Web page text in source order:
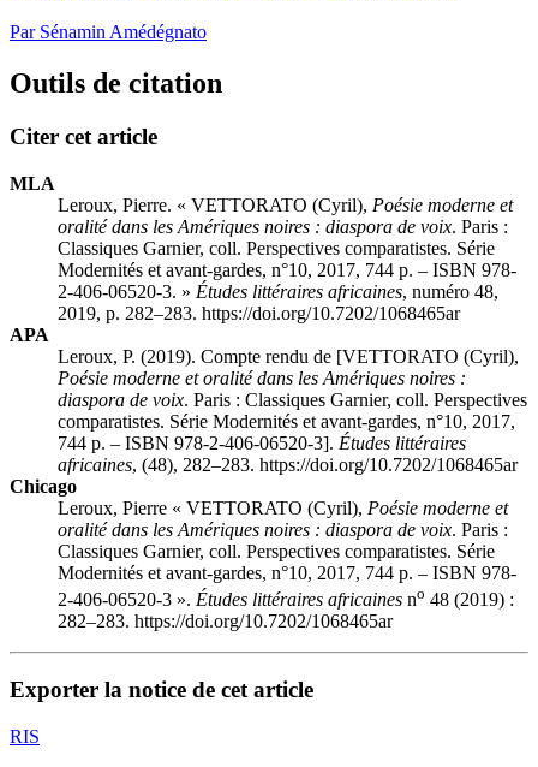
Par Sénamin Amédégnato
Outils de citation
Citer cet article
MLA
Leroux, Pierre. « VETTORATO (Cyril), Poésie moderne et
oralité dans les Amériques noires : diaspora de voix. Paris :
Classiques Garnier, coll. Perspectives comparatistes. Série
Modernités et avant-gardes, n°10, 2017, 744 p. – ISBN 978-
2-406-06520-3. » Études littéraires africaines, numéro 48,
2019, p. 282–283. https://doi.org/10.7202/1068465ar
APA
Leroux, P. (2019). Compte rendu de [VETTORATO (Cyril),
Poésie moderne et oralité dans les Amériques noires :
diaspora de voix. Paris : Classiques Garnier, coll. Perspectives
comparatistes. Série Modernités et avant-gardes, n°10, 2017,
744 p. – ISBN 978-2-406-06520-3]. Études littéraires
africaines, (48), 282–283. https://doi.org/10.7202/1068465ar
Chicago
Leroux, Pierre « VETTORATO (Cyril), Poésie moderne et
oralité dans les Amériques noires : diaspora de voix. Paris :
Classiques Garnier, coll. Perspectives comparatistes. Série
Modernités et avant-gardes, n°10, 2017, 744 p. – ISBN 978-
2-406-06520-3 ». Études littéraires africaines no 48 (2019) :
282–283. https://doi.org/10.7202/1068465ar
Exporter la notice de cet article
RIS